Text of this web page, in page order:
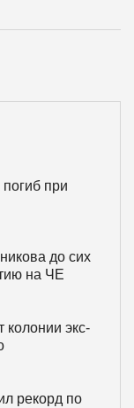
при
до сих
на ЧЕ
колонии экс-
рекорд по